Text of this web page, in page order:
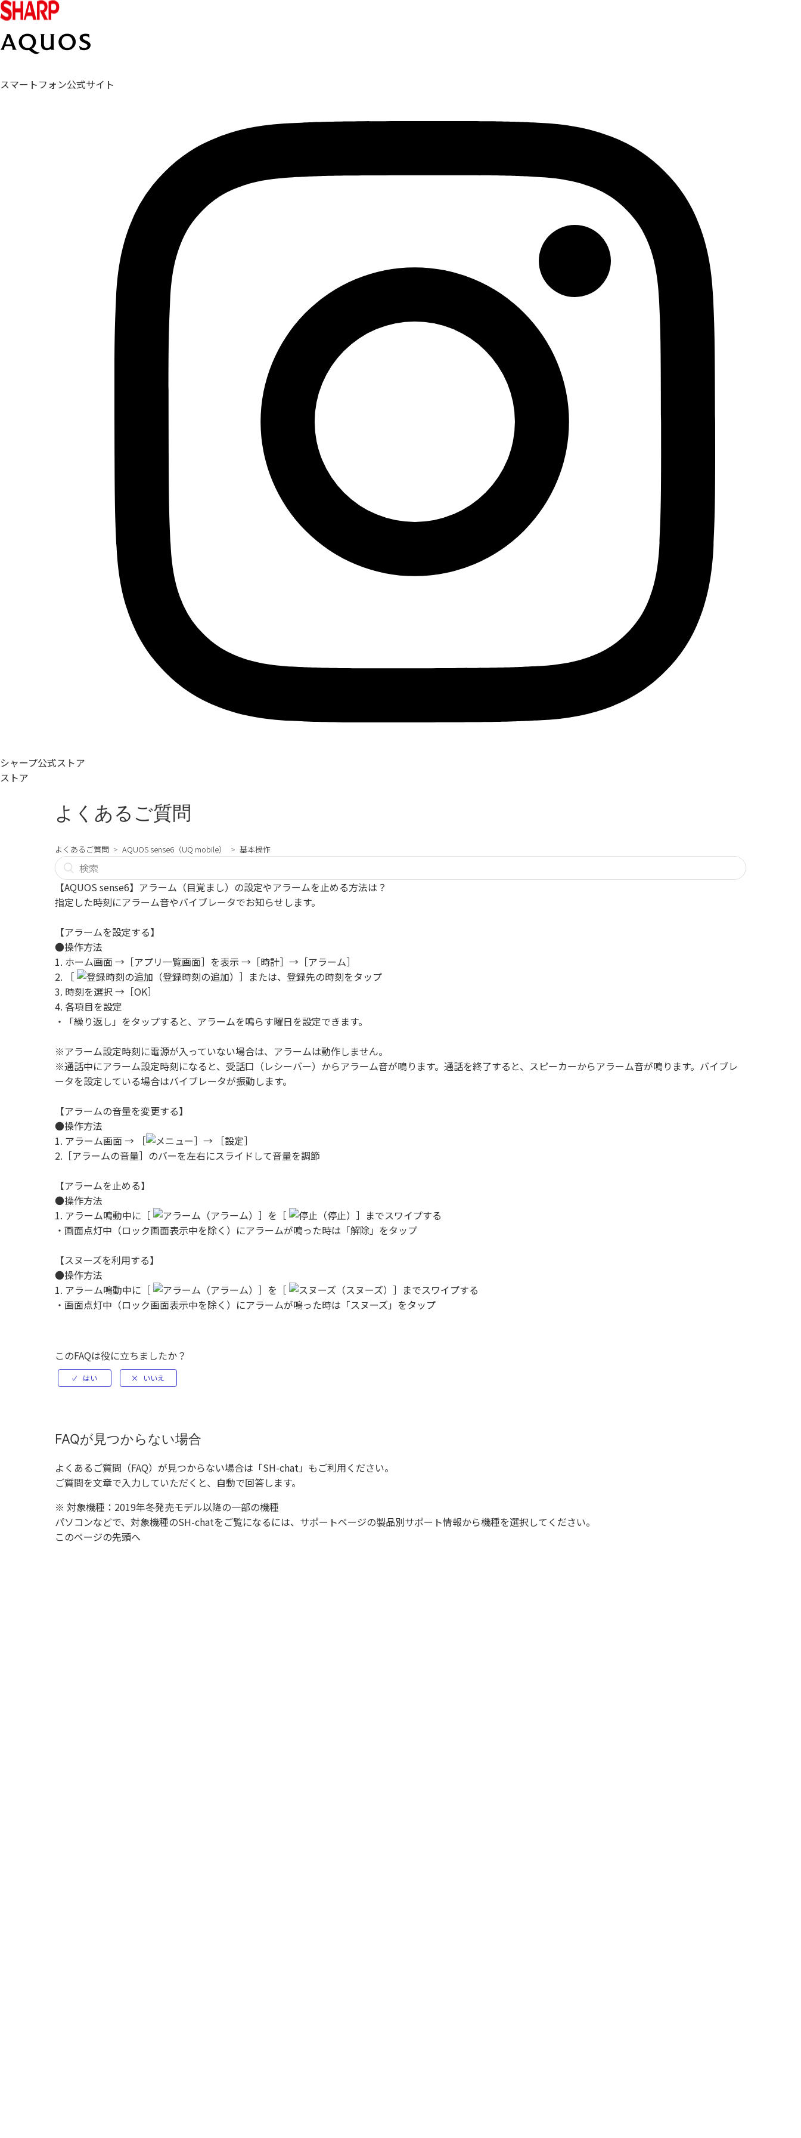
スマートフォン公式サイト
シャープ公式ストア
ストア
よくあるご質問
よくあるご質問 AQUOS sense6（UQ mobile） 基本操作
【AQUOS sense6】アラーム（目覚まし）の設定やアラームを止める方法は？
指定した時刻にアラーム音やバイブレータでお知らせします。
【アラームを設定する】
●操作方法
1. ホーム画面 →［アプリ一覧画面］を表示 →［時計］→［アラーム］
2. ［
（登録時刻の追加）］または、登録先の時刻をタップ
3. 時刻を選択 →［OK］
4. 各項目を設定
・「繰り返し」をタップすると、アラームを鳴らす曜日を設定できます。
※アラーム設定時刻に電源が入っていない場合は、アラームは動作しません。
※通話中にアラーム設定時刻になると、受話口（レシーバー）からアラーム音が鳴ります。通話を終了すると、スピーカーからアラーム音が鳴ります。バイブレ
ータを設定している場合はバイブレータが振動します。
【アラームの音量を変更する】
●操作方法
1. アラーム画面 → ［
］→ ［設定］
2.［アラームの音量］のバーを左右にスライドして音量を調節
【アラームを止める】
●操作方法
1. アラーム鳴動中に［
（アラーム）］を［
（停止）］までスワイプする
・画面点灯中（ロック画面表示中を除く）にアラームが鳴った時は「解除」をタップ
【スヌーズを利用する】
●操作方法
1. アラーム鳴動中に［
（アラーム）］を［
（スヌーズ）］までスワイプする
・画面点灯中（ロック画面表示中を除く）にアラームが鳴った時は「スヌーズ」をタップ
このFAQは役に立ちましたか？
FAQが見つからない場合
よくあるご質問（FAQ）が見つからない場合は「SH-chat」もご利用ください。
ご質問を文章で入力していただくと、自動で回答します。
※ 対象機種：2019年冬発売モデル以降の一部の機種
パソコンなどで、対象機種のSH-chatをご覧になるには、サポートページの製品別サポート情報から機種を選択してください。
このページの先頭へ